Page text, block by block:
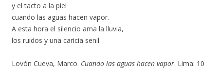
y el tacto a la piel
cuando las aguas hacen vapor.
A esta hora el silencio ama la lluvia,
los ruidos y una caricia senil.
Lovón Cueva, Marco. Cuando las aguas hacen vapor. Lima: 10